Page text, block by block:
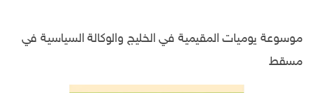
موسوعة يوميات المقيمية في الخليج والوكالة السياسية في
مسقط